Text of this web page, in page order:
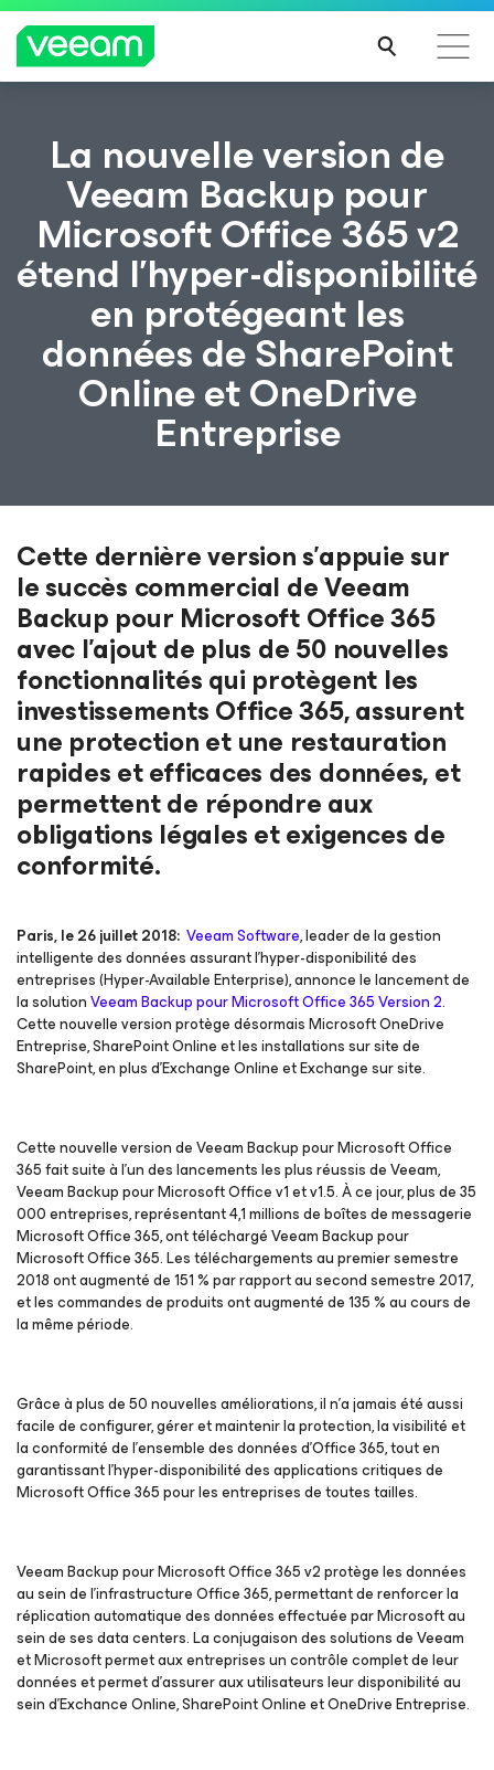
Recommandations de Veeam pour les clients
impactés par la mise à jour de CrowdStrike
LA
SUIT
E
La nouvelle version de
Veeam Backup pour
Microsoft Office 365 v2
étend l’hyper-disponibilité
en protégeant les
données de SharePoint
Online et OneDrive
Entreprise
Cette dernière version s’appuie sur
le succès commercial de Veeam
Backup pour Microsoft Office 365
avec l’ajout de plus de 50 nouvelles
fonctionnalités qui protègent les
investissements Office 365, assurent
une protection et une restauration
rapides et efficaces des données, et
permettent de répondre aux
obligations légales et exigences de
conformité.
Paris, le 26 juillet 2018: Veeam Software, leader de la gestion
intelligente des données assurant l’hyper-disponibilité des
entreprises (Hyper-Available Enterprise), annonce le lancement de
la solutionVeeam Backuppour Microsoft Office 365 Version 2.
Cette nouvelle version protège désormais Microsoft OneDrive
Entreprise, SharePoint Online et les installations sur site de
SharePoint, en plus d’Exchange Online et Exchange sur site.
Cette nouvelle version de Veeam Backuppour Microsoft Office
365fait suite à l'un des lancements les plus réussis de Veeam,
Veeam Backuppour Microsoft Office v1 et v1.5. À ce jour, plus de 35
000 entreprises, représentant 4,1 millions de boîtes de messagerie
Microsoft Office 365, ont téléchargé Veeam Backuppour
Microsoft Office 365. Les téléchargements au premier semestre
2018 ont augmenté de 151 % par rapport au second semestre 2017,
et les commandes de produits ont augmenté de 135 % au cours de
la même période.
Grâce à plus de 50 nouvelles améliorations, il n’a jamais été aussi
facile de configurer, gérer et maintenir la protection, la visibilité et
la conformité de l’ensemble des données d’Office 365, tout en
garantissant l’hyper-disponibilité des applications critiques de
Microsoft Office 365 pour les entreprises de toutes tailles.
Veeam Backuppour Microsoft Office 365 v2protège les données
au sein de l’infrastructure Office 365, permettant de renforcer la
réplication automatique des données effectuée par Microsoft au
sein de ses data centers. La conjugaison des solutions de Veeam
et Microsoft permet aux entreprises un contrôle complet de leur
données et permet d’assurer aux utilisateurs leur disponibilité au
sein d’Exchance Online, SharePoint Online et OneDrive Entreprise.